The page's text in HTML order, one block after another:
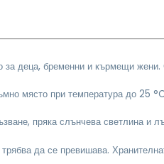
за деца, бременни и кърмещи жени.
място при температура до 25
пряка слънчева светлина и
да се превишава.